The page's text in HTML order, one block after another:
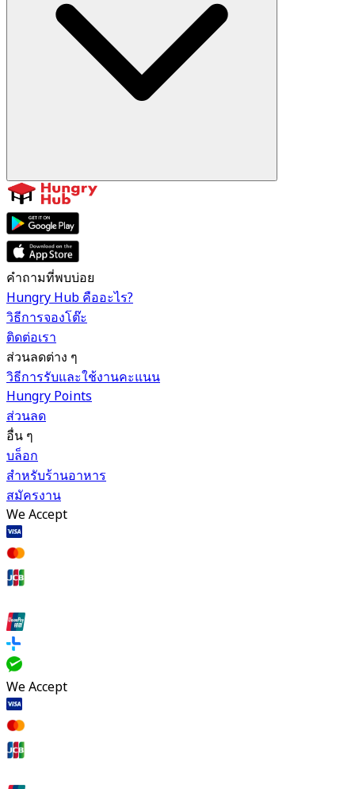
คำถามที่พบบ่อย
Hungry Hub คืออะไร?
วิธีการจองโต๊ะ
ติดต่อเรา
ส่วนลดต่าง ๆ
วิธีการรับและใช้งานคะแนน
Hungry Points
ส่วนลด
อื่น ๆ
บล็อก
สำหรับร้านอาหาร
สมัครงาน
We Accept
We Accept